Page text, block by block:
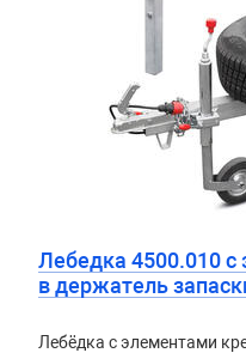
Лебедка 4500.010
в держатель
Лебёдка с элементами